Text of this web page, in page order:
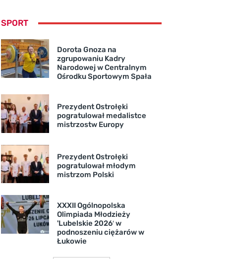
SPORT
Dorota Gnoza na
zgrupowaniu Kadry
Narodowej w Centralnym
Ośrodku Sportowym Spała
Prezydent Ostrołęki
pogratulował medalistce
mistrzostw Europy
Prezydent Ostrołęki
pogratulował młodym
mistrzom Polski
XXXII Ogólnopolska
Olimpiada Młodzieży
'Lubelskie 2026′ w
podnoszeniu ciężarów w
Łukowie